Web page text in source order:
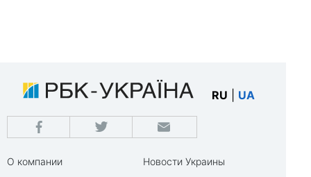
RU UA
О компании
Новости Украины